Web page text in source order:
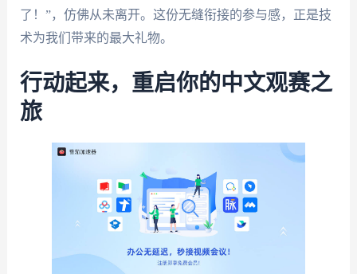
了！”，仿佛从未离开。这份无缝衔接的参与感，正是技
术为我们带来的最大礼物。
行动起来，重启你的中文观赛之
旅